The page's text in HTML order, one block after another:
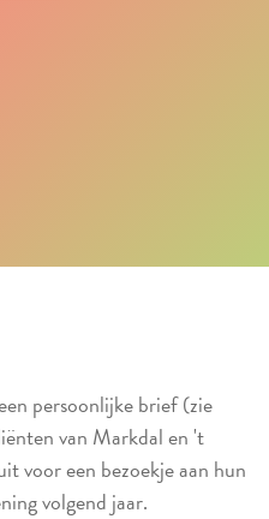
persoonlijke brief (zie
van Markdal en 't
voor een bezoekje aan hun
volgend jaar.